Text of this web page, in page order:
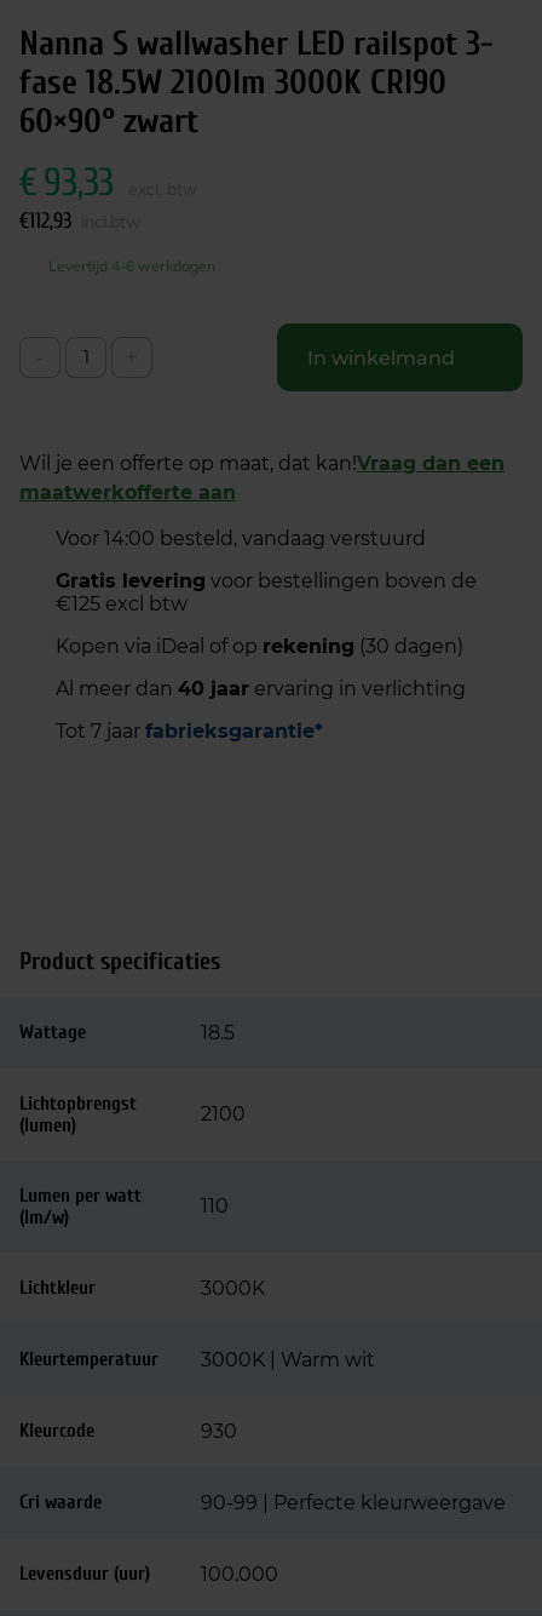
Nanna S wallwasher LED railspot 3-
fase 18.5W 2100lm 3000K CRI90
60×90° zwart
€93,33
€112,93
Levertijd 4-6 werkdagen
In winkelmand
Wil je een offerte op maat, dat kan!Vraag dan een
maatwerkofferte aan
Voor 14:00 besteld, vandaag verstuurd
Gratis levering voor bestellingen boven de
€125 excl btw
Kopen via iDeal of op rekening (30 dagen)
Al meer dan 40 jaar ervaring in verlichting
Tot 7 jaar fabrieksgarantie*
Product specificaties
Wattage 18.5
Lichtopbrengst
(lumen)
2100
Lumen per watt
(lm/w)
110
Lichtkleur 3000K
Kleurtemperatuur 3000K | Warm wit
Kleurcode 930
Cri waarde 90-99 | Perfecte kleurweergave
Levensduur (uur) 100.000